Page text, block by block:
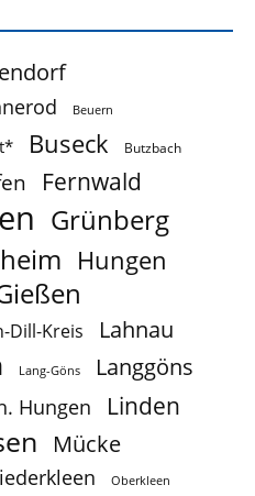
Beuern
Buseck Butzbach
Fernwald
Grünberg
Hungen
Dill-Kreis Lahnau
Lang-Göns Langgöns
Hungen Linden
Mücke
Oberkleen